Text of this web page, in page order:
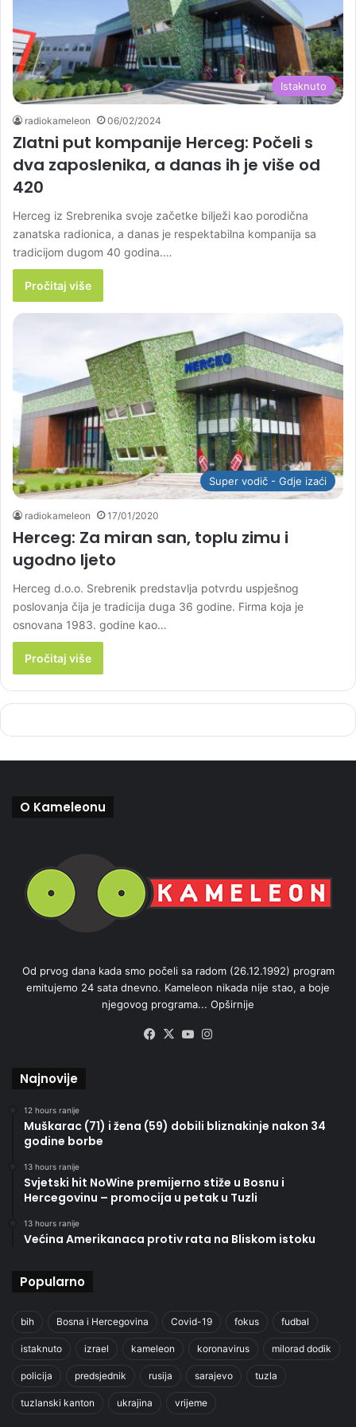
Istaknuto
radiokameleon 06/02/2024
Zlatni put kompanije Herceg: Počeli s
dva zaposlenika, a danas ih je više od
420
Herceg iz Srebrenika svoje začetke bilježi kao porodična
zanatska radionica, a danas je respektabilna kompanija sa
tradicijom dugom 40 godina.…
Pročitaj više
Super vodič - Gdje izaći
radiokameleon 17/01/2020
Herceg: Za miran san, toplu zimu i
ugodno ljeto
Herceg d.o.o. Srebrenik predstavlja potvrdu uspješnog
poslovanja čija je tradicija duga 36 godine. Firma koja je
osnovana 1983. godine kao…
Pročitaj više
O Kameleonu
Od prvog dana kada smo počeli sa radom (26.12.1992) program
emitujemo 24 sata dnevno. Kameleon nikada nije stao, a boje
njegovog programa... Opširnije
Facebook
X YouTube
Najnovije
12 hours ranije
Muškarac (71) i žena (59) dobili bliznakinje nakon 34
godine borbe
13 hours ranije
Svjetski hit NoWine premijerno stiže u Bosnu i
Hercegovinu – promocija u petak u Tuzli
13 hours ranije
Većina Amerikanaca protiv rata na Bliskom istoku
Popularno
bih Bosna i Hercegovina Covid-19 fokus fudbal
istaknuto izrael kameleon koronavirus milorad dodik
policija predsjednik rusija sarajevo tuzla
tuzlanski kanton ukrajina vrijeme